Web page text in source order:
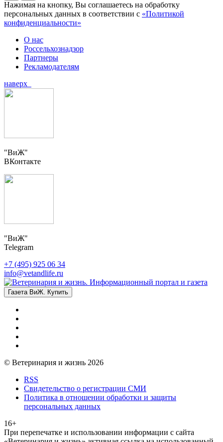
Нажимая на кнопку, Вы соглашаетесь на обработку
персональных данных в соответствии с «Политикой
конфиденциальности»
О нас
Россельхознадзор
Партнеры
Рекламодателям
наверх
"ВиЖ"
ВКонтакте
"ВиЖ"
Telegram
+7 (495) 925 06 34
info@vetandlife.ru
Газета ВиЖ. Купить
© Ветеринария и жизнь 2026
RSS
Свидетельство о регистрации СМИ
Политика в отношении обработки и защиты
персональных данных
16+
При перепечатке и использовании информации с сайта